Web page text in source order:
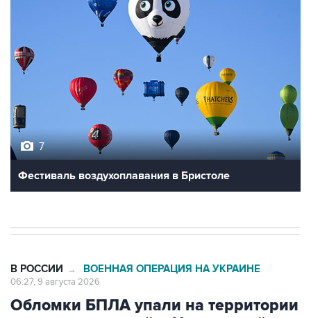
7
Фестиваль воздухоплавания в Бристоле
В РОССИИ → ВОЕННАЯ ОПЕРАЦИЯ НА УКРАИНЕ
06:27, 9 августа 2026
Обломки БПЛА упали на территории